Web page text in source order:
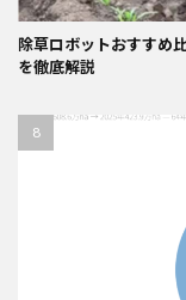
除草ロボットおすすめ
を徹底解説